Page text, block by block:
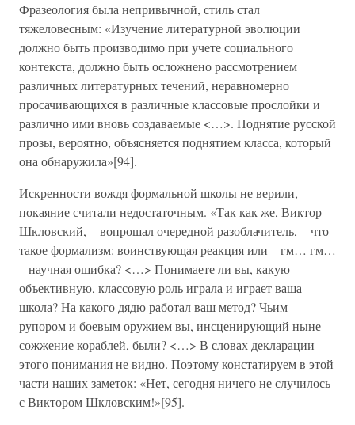
Фразеология была непривычной, стиль стал
тяжеловесным: «Изучение литературной эволюции
должно быть производимо при учете социального
контекста, должно быть осложнено рассмотрением
различных литературных течений, неравномерно
просачивающихся в различные классовые прослойки и
различно ими вновь создаваемые <…>. Поднятие русской
прозы, вероятно, объясняется поднятием класса, который
она обнаружила»[94].
Искренности вождя формальной школы не верили,
покаяние считали недостаточным. «Так как же, Виктор
Шкловский, – вопрошал очередной разоблачитель, – что
такое формализм: воинствующая реакция или – гм… гм…
– научная ошибка? <…> Понимаете ли вы, какую
объективную, классовую роль играла и играет ваша
школа? На какого дядю работал ваш метод? Чьим
рупором и боевым оружием вы, инсценирующий ныне
сожжение кораблей, были? <…> В словах декларации
этого понимания не видно. Поэтому констатируем в этой
части наших заметок: «Нет, сегодня ничего не случилось
с Виктором Шкловским!»[95].